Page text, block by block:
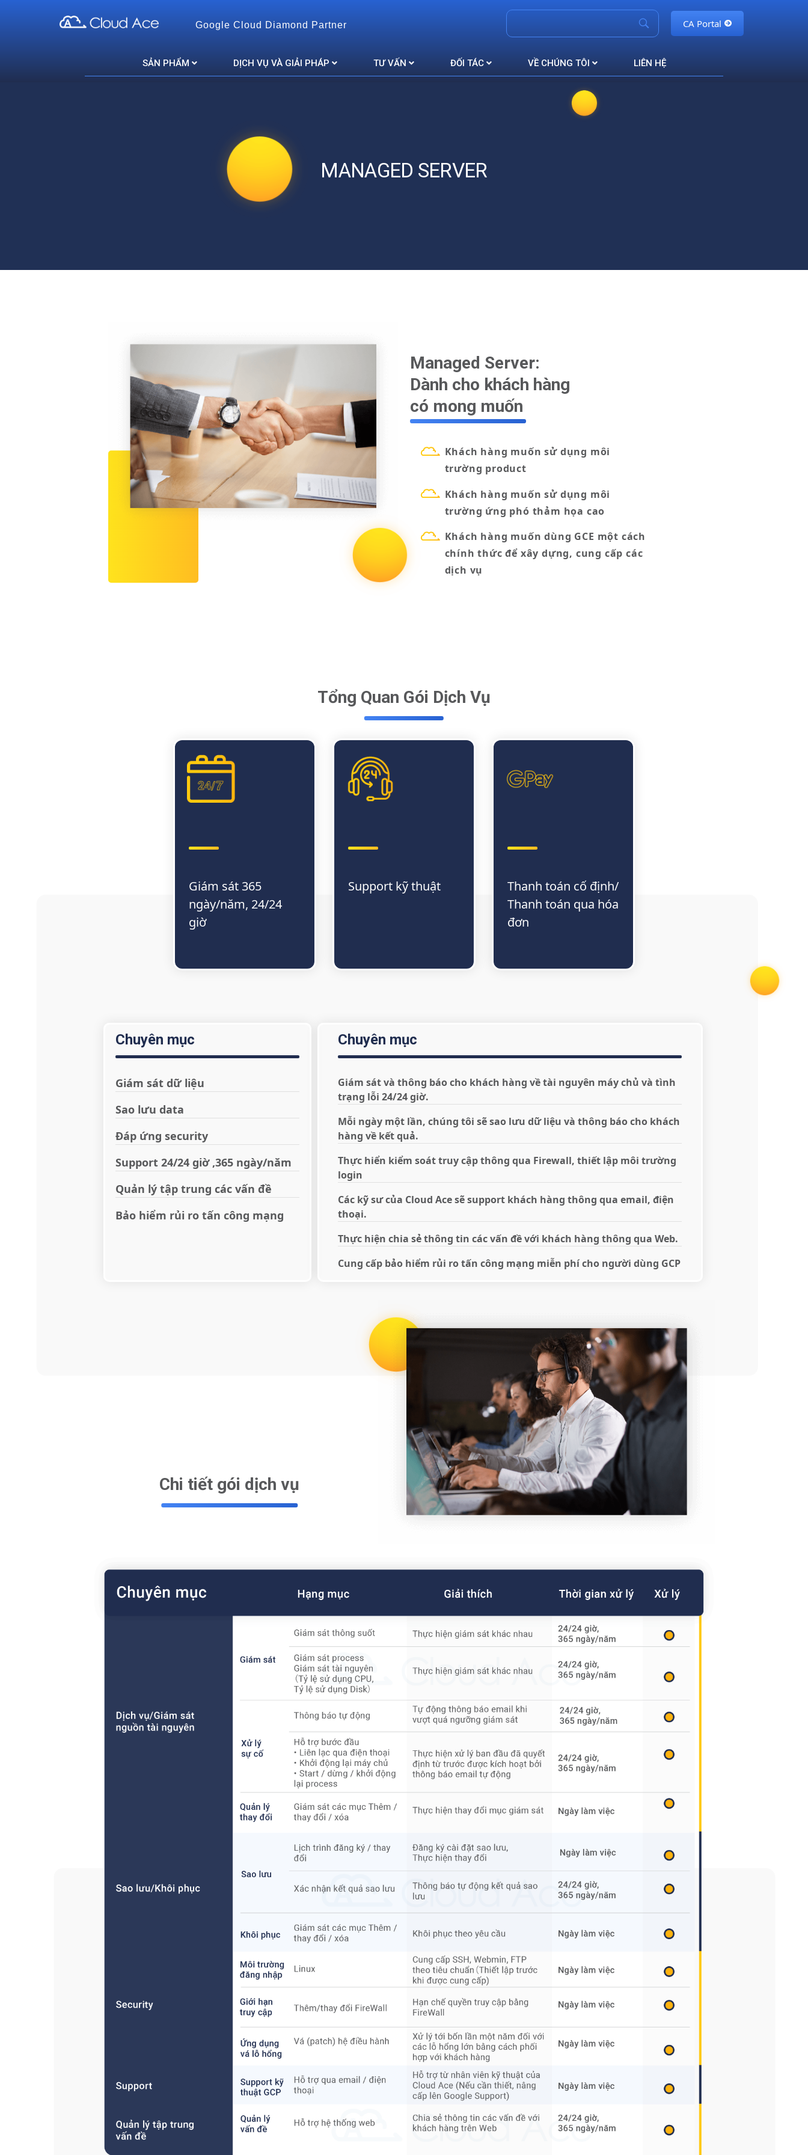
Google Cloud Diamond Partner CA Portal
SẢN PHẨM DỊCH VỤ VÀ GIẢI PHÁP TƯ VẤN ĐỐI TÁC VỀ CHÚNG TÔI LIÊN HỆ
MANAGED SERVER
Managed Server:
Dành cho khách hàng
có mong muốn
Khách hàng muốn sử dụng môi
trường product
Khách hàng muốn sử dụng môi
trường ứng phó thảm họa cao
Khách hàng muốn dùng GCE một cách
chính thức để xây dựng, cung cấp các
dịch vụ
Tổng Quan Gói Dịch Vụ
Giám sát 365
ngày/năm, 24/24
giờ
Support kỹ thuật
Thanh toán cố định/
Thanh toán qua hóa
đơn
Chuyên mục
Giám sát dữ liệu
Sao lưu data
Đáp ứng security
Support 24/24 giờ ,365 ngày/năm
Quản lý tập trung các vấn đề
Bảo hiểm rủi ro tấn công mạng
Chuyên mục
Giám sát và thông báo cho khách hàng về tài nguyên máy chủ và tình
trạng lỗi 24/24 giờ.
Mỗi ngày một lần, chúng tôi sẽ sao lưu dữ liệu và thông báo cho khách
hàng về kết quả.
Thực hiển kiểm soát truy cập thông qua Firewall, thiết lập môi trường
login
Các kỹ sư của Cloud Ace sẽ support khách hàng thông qua email, điện
thoại.
Thực hiện chia sẻ thông tin các vấn đề với khách hàng thông qua Web.
Cung cấp bảo hiểm rủi ro tấn công mạng miễn phí cho người dùng GCP
Chi tiết gói dịch vụ